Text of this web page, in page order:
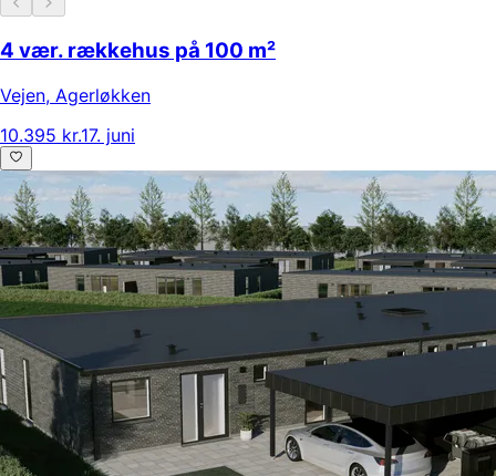
4 vær. rækkehus på 100 m²
Vejen, Agerløkken
10.395 kr.17. juni